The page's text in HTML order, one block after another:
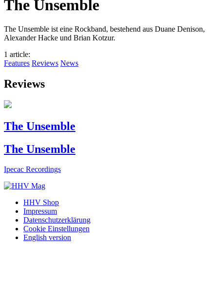
The Unsemble
The Unsemble ist eine Rockband, bestehend aus Duane Denison,
Alexander Hacke und Brian Kotzur.
1 article:
Features Reviews News
Reviews
The Unsemble
The Unsemble
Ipecac Recordings
HHV Shop
Impressum
Datenschutzerklärung
Cookie Einstellungen
English version